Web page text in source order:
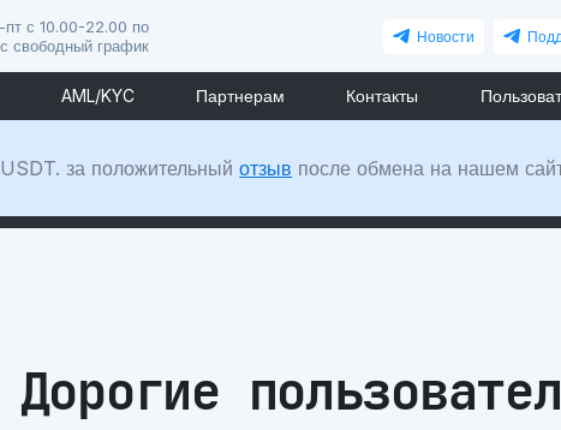
пт с 10.00-22.00 по
свободный график
Новости
AML/KYC Партнерам Контакты
за положительныйотзыв после обмена на нашем
Дорогие